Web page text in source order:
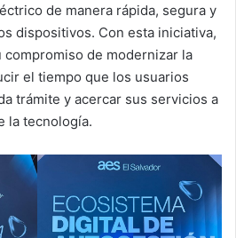
de manera rápida, segura y
dispositivos. Con esta iniciativa,
compromiso de modernizar la
el tiempo que los usuarios
trámite y acercar sus servicios a
la tecnología.